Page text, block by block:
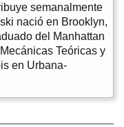
semanalmente
nació en Brooklyn,
del Manhattan
Teóricas y
en Urbana-